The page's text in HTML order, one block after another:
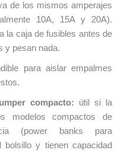
de los mismos amperajes
10A, 15A y 20A).
la caja de fusibles antes de
y pesan nada.
para aislar empalmes
compacto: útil si la
modelos compactos de
(power banks para
y tienen capacidad